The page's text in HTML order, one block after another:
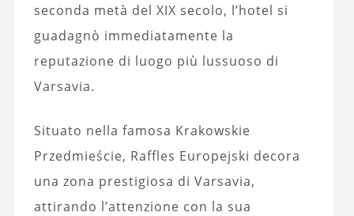
seconda metà del XIX secolo, l’hotel si
guadagnò immediatamente la
reputazione di luogo più lussuoso di
Varsavia.
Situato nella famosa Krakowskie
Przedmieście, Raffles Europejski decora
una zona prestigiosa di Varsavia,
attirando l’attenzione con la sua